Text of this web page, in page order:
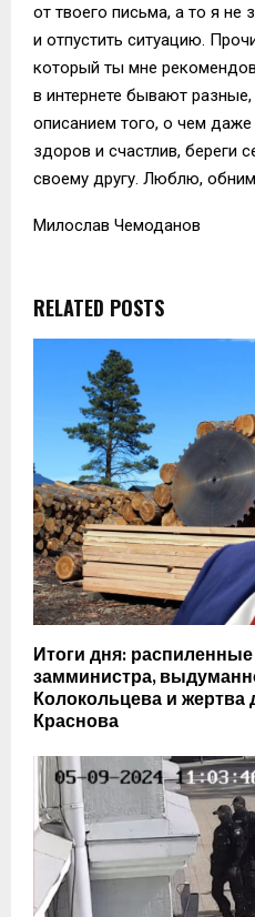
от твоего письма, а то я не
и отпустить ситуацию.
который ты мне
в интернете бывают
описанием того, о чем
здоров и счастлив, береги
своему другу. Люблю,
Милослав Чемоданов
RELATED POSTS
Итоги дня:
замминистра,
Колокольцева и
Краснова